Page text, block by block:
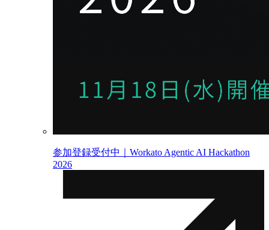
参加登録受付中｜Workato Agentic AI Hackathon
2026